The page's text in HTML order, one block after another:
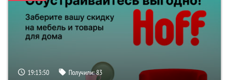
19:13:49 Получили:83